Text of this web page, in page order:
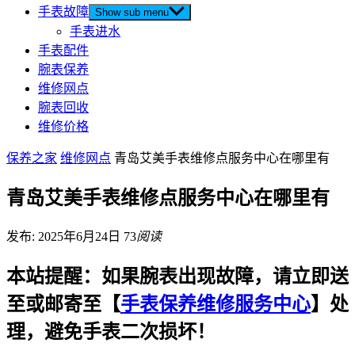
手表故障 Show sub menu
手表进水
手表配件
腕表保养
维修网点
腕表回收
维修价格
保养之家 维修网点 青岛艾美手表维修点服务中心在哪里有
青岛艾美手表维修点服务中心在哪里有
发布: 2025年6月24日 73阅读
本站提醒：如果腕表出现故障，请立即送
至或邮寄至【手表保养维修服务中心】处
理，避免手表二次损坏！